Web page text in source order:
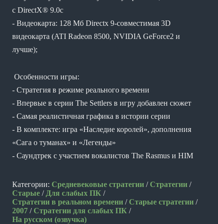
с DirectX® 9.0с
- Видеокарта: 128 Мб Directx 9-совместимая 3D
видеокарта (ATI Radeon 8500, NVIDIA GeForce2 и
лучше);
Особенности игры:
- Стратегия в режиме реального времени
- Впервые в серии The Settlers в игру добавлен сюжет
- Самая реалистичная графика в истории серии
- В комплекте: игра «Наследие королей», дополнения
«Сага о туманах» и «Легенды»
- Саундтрек с участием вокалистов The Rasmus и HIM
Категории: Средневековые стратегии /Стратегии /
Старые / Для слабых ПК /
Стратегии в реальном времени /Старые стратегии /
2007 /Стратегии для слабых ПК /
На русском (озвучка)